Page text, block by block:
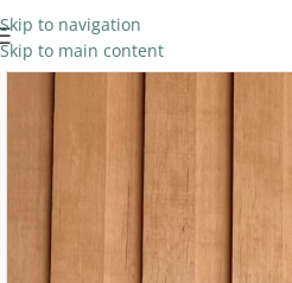
Skip to navigation
Skip to main content